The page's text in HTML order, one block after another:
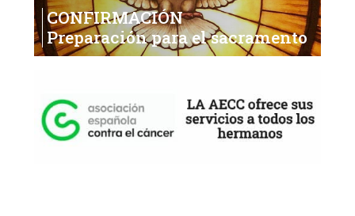
CONFIRMACIÓN
Preparación para el sacramento